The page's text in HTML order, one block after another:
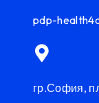
pdp-
гр.София,